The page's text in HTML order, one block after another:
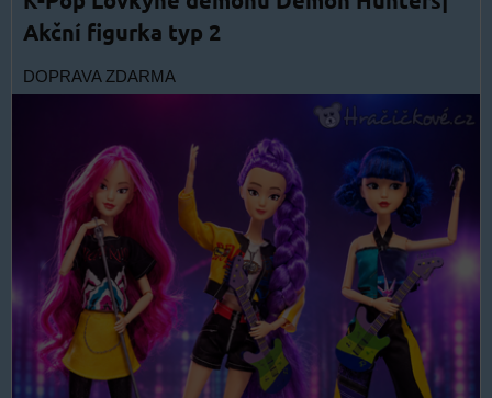
Akční figurka typ 2
DOPRAVA ZDARMA